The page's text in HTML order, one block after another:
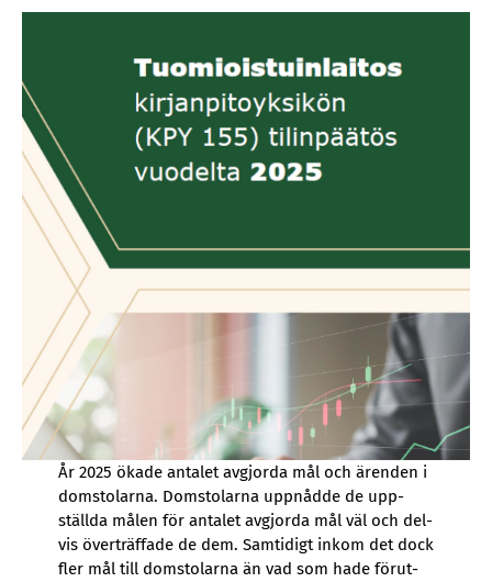
År 2025 öka­de an­ta­let av­gjor­da mål och ären­den i
dom­sto­lar­na. Dom­sto­lar­na upp­nåd­de de upp­
ställ­da må­len för an­ta­let av­gjor­da mål väl och del­
vis över­träf­fa­de de dem. Sam­ti­digt in­kom det dock
fler mål till dom­sto­lar­na än vad som hade för­ut­